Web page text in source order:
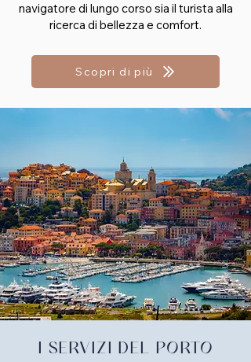
navigatore di lungo corso sia il turista alla
ricerca di bellezza e comfort.
Scopri di più
I SERVIZI DEL PORTO